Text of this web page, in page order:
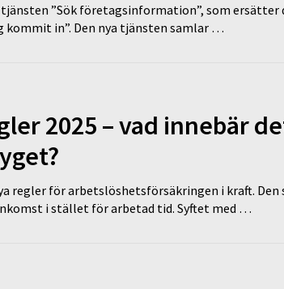
”Sök företagsinformation”, som ersätter
kommit in”. Den nya tjänsten samlar …
2025 – vad innebär
regler för arbetslöshetsförsäkringen i kraft.
i stället för arbetad tid. Syftet med …